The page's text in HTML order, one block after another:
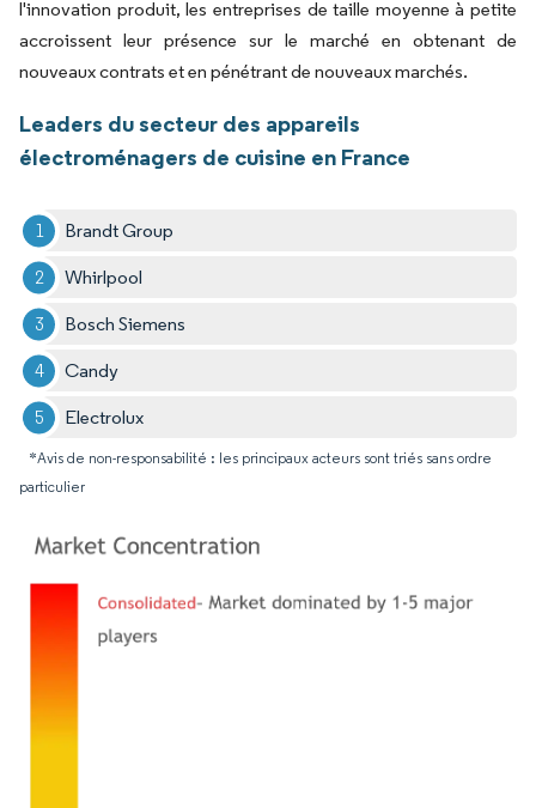
l'innovation produit, les entreprises de taille moyenne à petite
accroissent leur présence sur le marché en obtenant de
nouveaux contrats et en pénétrant de nouveaux marchés.
Leaders du secteur des appareils
électroménagers de cuisine en France
Brandt Group
Whirlpool
Bosch Siemens
Candy
Electrolux
*Avis de non-responsabilité : les principaux acteurs sont triés sans ordre
particulier